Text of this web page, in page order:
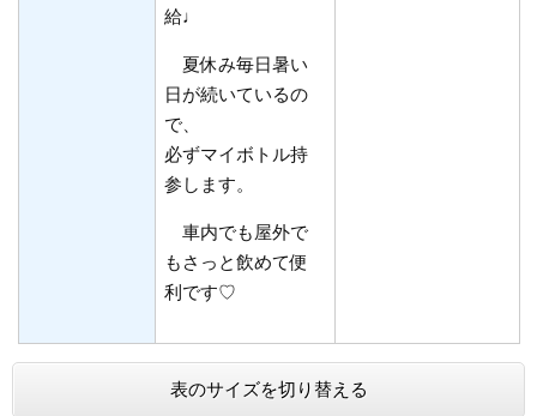
給♩
夏休み毎日暑い
日が続いているの
で、
必ずマイボトル持
参します。
車内でも屋外で
もさっと飲めて便
利です♡
表のサイズを切り替える